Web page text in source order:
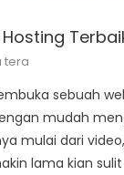
tera
sebuah
mudah
mulai dari
lama kian